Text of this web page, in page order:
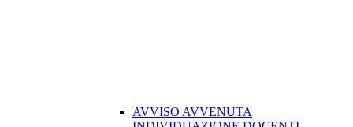
AVVISO AVVENUTA